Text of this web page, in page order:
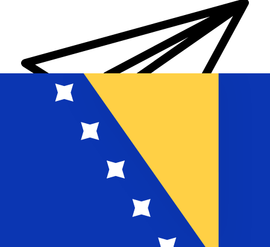
Transferencias de dinero internacionales Xe